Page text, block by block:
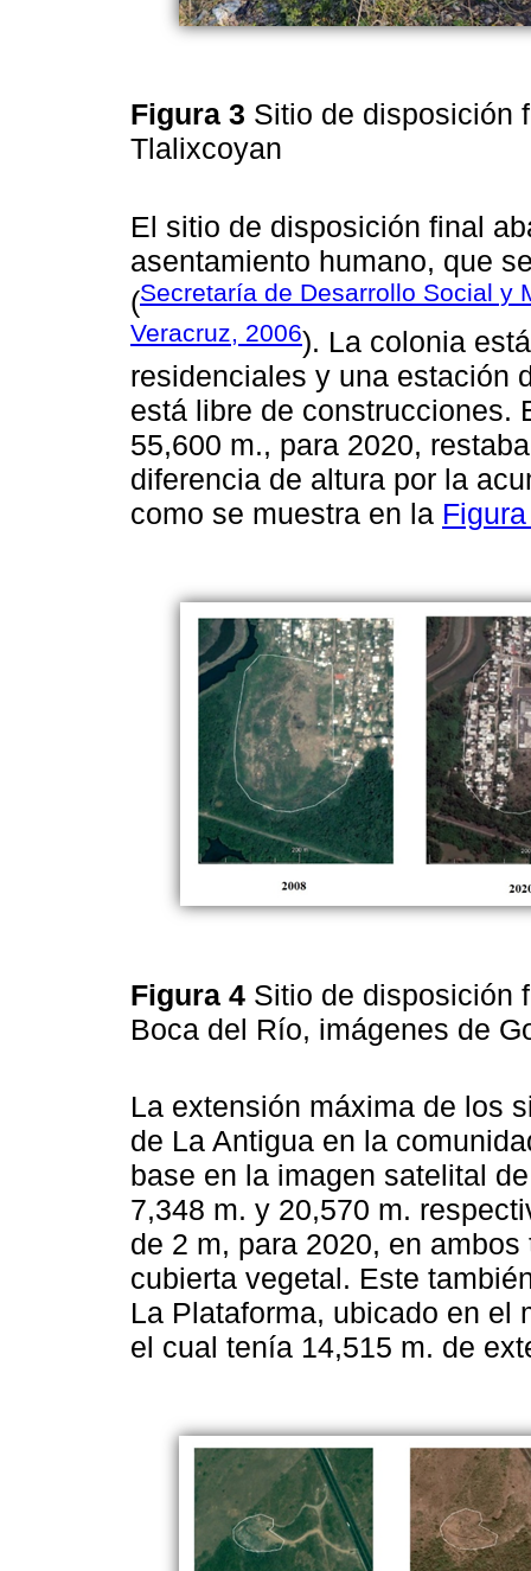
Figura 3 Sitio de disposición
Tlalixcoyan
El sitio de disposición final
asentamiento humano, que
(Secretaría de Desarrollo Social y
Veracruz, 2006). La colonia
residenciales y una estación
está libre de construcciones.
55,600 m., para 2020,
diferencia de altura por la
como se muestra en la
Figura 4 Sitio de disposición
Boca del Río, imágenes de
La extensión máxima de los
de La Antigua en la
base en la imagen satelital
7,348 m. y 20,570 m.
de 2 m, para 2020, en
cubierta vegetal. Este
La Plataforma, ubicado en el
el cual tenía 14,515 m. de